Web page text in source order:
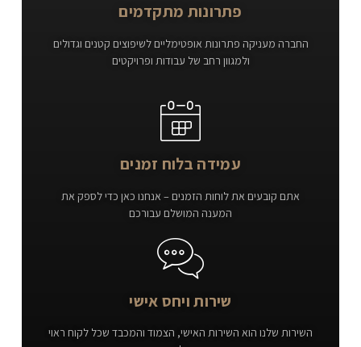
פתרונות מתקדמים
החברה מעניקה פתרונות אופטימליים לשיפוצים קטנים וגדולים
ולמגוון רחב של עבודות ופרויקטים
עמידה בלוח זמנים
אתם קובעים את לוחות הזמנים – אנחנו כאן כדי לספק את
המענה המושלם עבורכם
שירות ויחס אישי
השירות שלנו הוא השירות האישי, הצמוד והמכבד שכל לקוח ראוי